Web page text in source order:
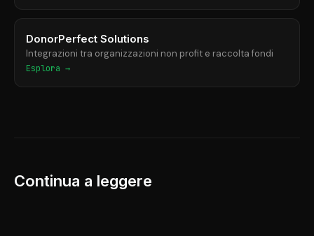
DonorPerfect Solutions
Integrazioni tra organizzazioni non profit e raccolta fondi
Esplora →
Continua a leggere